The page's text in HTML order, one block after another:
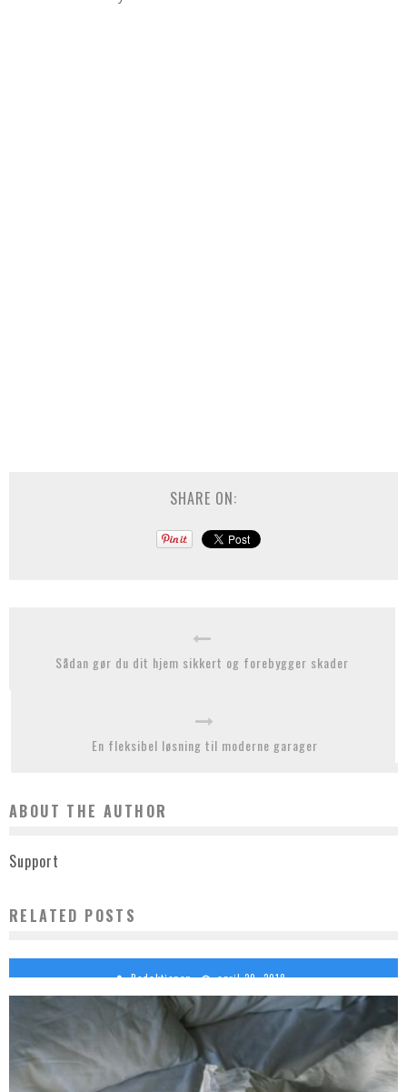
SHARE ON:
Sådan gør du dit hjem sikkert og forebygger skader
En fleksibel løsning til moderne garager
ABOUT THE AUTHOR
Support
RELATED POSTS
Redaktionen april 20, 2018